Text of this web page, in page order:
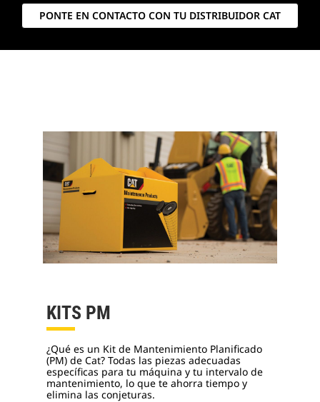
PONTE EN CONTACTO CON TU DISTRIBUIDOR CAT
KITS PM
¿Qué es un Kit de Mantenimiento Planificado
(PM) de Cat? Todas las piezas adecuadas
específicas para tu máquina y tu intervalo de
mantenimiento, lo que te ahorra tiempo y
elimina las conjeturas.